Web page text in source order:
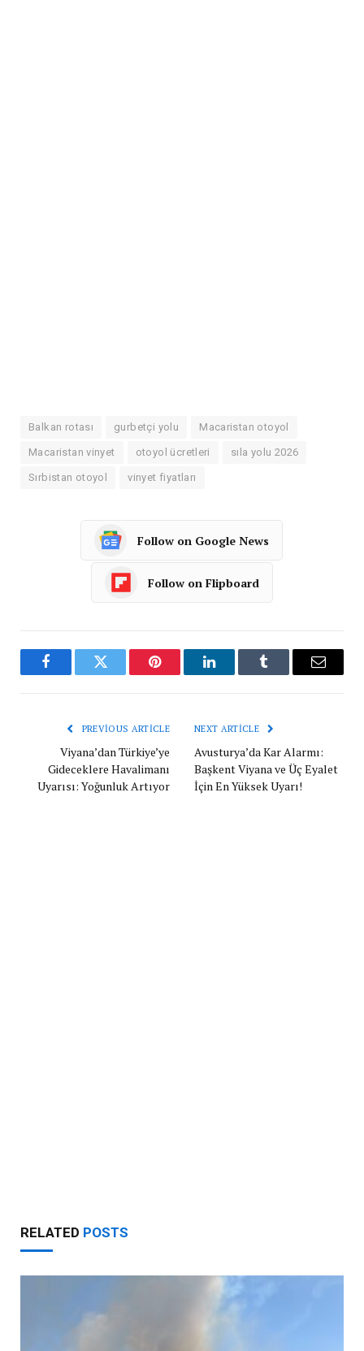
Balkan rotası gurbetçi yolu Macaristan otoyol
Macaristan vinyet otoyol ücretleri sıla yolu 2026
Sırbistan otoyol vinyet fiyatları
Follow on Google News
Follow on Flipboard
FacebookTwitter Pinterest LinkedInTumblr Email
PREVIOUS ARTICLE
Viyana’dan Türkiye’ye
Gideceklere Havalimanı
Uyarısı: Yoğunluk Artıyor
NEXT ARTICLE
Avusturya’da Kar Alarmı:
Başkent Viyana ve Üç Eyalet
İçin En Yüksek Uyarı!
RELATED POSTS